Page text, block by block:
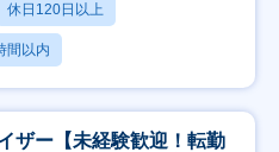
休日120日以上
間以内
ザー【未経験歓迎！転勤